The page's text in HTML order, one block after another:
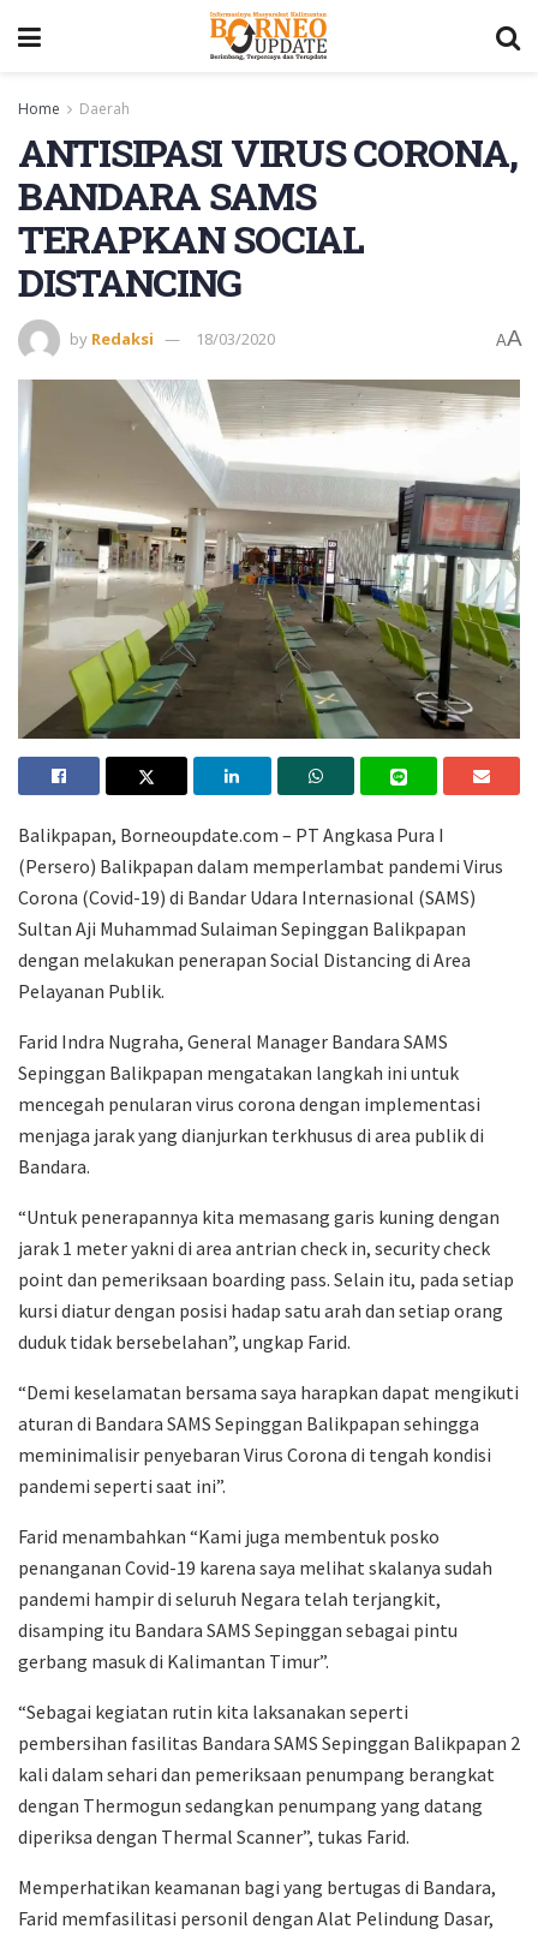
Home Daerah
ANTISIPASI VIRUS CORONA,
BANDARA SAMS
TERAPKAN SOCIAL
DISTANCING
by Redaksi 18/03/2020 AA
Balikpapan, Borneoupdate.com – PT Angkasa Pura I
(Persero) Balikpapan dalam memperlambat pandemi Virus
Corona (Covid-19) di Bandar Udara Internasional (SAMS)
Sultan Aji Muhammad Sulaiman Sepinggan Balikpapan
dengan melakukan penerapan Social Distancing di Area
Pelayanan Publik.
Farid Indra Nugraha, General Manager Bandara SAMS
Sepinggan Balikpapan mengatakan langkah ini untuk
mencegah penularan virus corona dengan implementasi
menjaga jarak yang dianjurkan terkhusus di area publik di
Bandara.
“Untuk penerapannya kita memasang garis kuning dengan
jarak 1 meter yakni di area antrian check in, security check
point dan pemeriksaan boarding pass. Selain itu, pada setiap
kursi diatur dengan posisi hadap satu arah dan setiap orang
duduk tidak bersebelahan”, ungkap Farid.
“Demi keselamatan bersama saya harapkan dapat mengikuti
aturan di Bandara SAMS Sepinggan Balikpapan sehingga
meminimalisir penyebaran Virus Corona di tengah kondisi
pandemi seperti saat ini”.
Farid menambahkan “Kami juga membentuk posko
penanganan Covid-19 karena saya melihat skalanya sudah
pandemi hampir di seluruh Negara telah terjangkit,
disamping itu Bandara SAMS Sepinggan sebagai pintu
gerbang masuk di Kalimantan Timur”.
“Sebagai kegiatan rutin kita laksanakan seperti
pembersihan fasilitas Bandara SAMS Sepinggan Balikpapan 2
kali dalam sehari dan pemeriksaan penumpang berangkat
dengan Thermogun sedangkan penumpang yang datang
diperiksa dengan Thermal Scanner”, tukas Farid.
Memperhatikan keamanan bagi yang bertugas di Bandara,
Farid memfasilitasi personil dengan Alat Pelindung Dasar,